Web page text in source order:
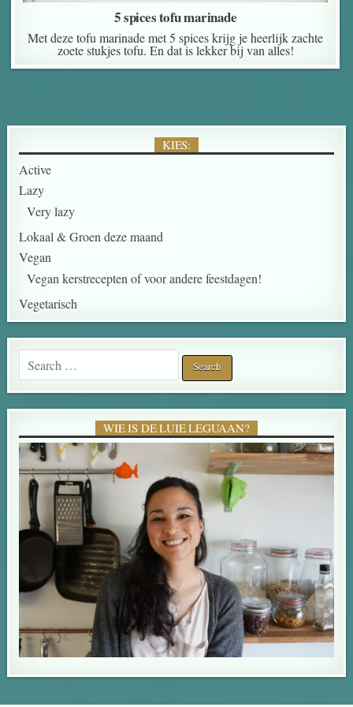
5 spices tofu marinade
Met deze tofu marinade met 5 spices krijg je heerlijk zachte
zoete stukjes tofu. En dat is lekker bij van alles!
KIES:
Active
Lazy
Very lazy
Lokaal & Groen deze maand
Vegan
Vegan kerstrecepten of voor andere feestdagen!
Vegetarisch
Search for:
WIE IS DE LUIE LEGUAAN?